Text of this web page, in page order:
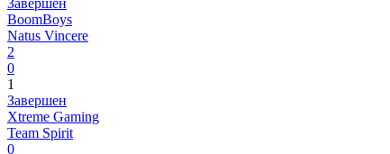
Завершен
BoomBoys
Natus Vincere
2
0
1
Завершен
Xtreme Gaming
Team Spirit
0